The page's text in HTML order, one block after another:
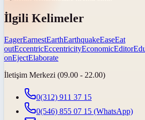
İlgili Kelimeler
EagerEarnestEarthEarthquakeEaseEat
outEccentricEccentricityEconomicEditor
onEjectElaborate
İletişim Merkezi (09.00 - 22.00)
0(312) 911 37 15
0(546) 855 07 15 (WhatsApp)